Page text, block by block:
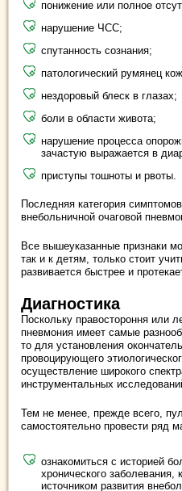
понижение или полное
нарушение ЧСС;
спутанность сознания;
патологический румянец
нездоровый блеск в глазах;
боли в области живота;
нарушение процесса
зачастую выражается в
приступы тошноты и рвоты.
Последняя категория
внебольничной очаговой
Все вышеуказанные признаки
так и к детям, только стоит
развивается быстрее и
Диагностика
Поскольку правостороння или
пневмония имеет самые
то для установления
провоцирующего
осуществление широкого
инструментальных
Тем не менее, прежде всего,
самостоятельно провести ряд
ознакомиться с историей
хронического заболевания,
источником развития